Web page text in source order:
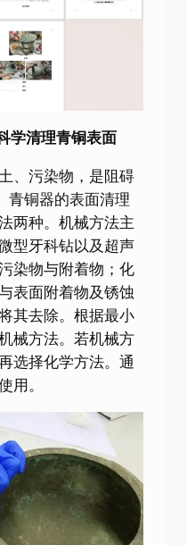
学清理青铜表面
、污染物，是阻碍
青铜器的表面清理
两种。机械方法主
型牙科钻以及超声
染物与附着物；化
表面附着物及锈蚀
其去除。根据最小
械方法。若机械方
选择化学方法。通
用。